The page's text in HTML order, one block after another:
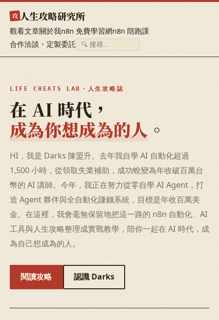
攻 人生攻略研究所
觀看文章關於我n8n 免費學習網n8n 陪跑課
合作洽談・定製委託
LIFE CHEATS LAB・人生攻略誌
在 AI 時代，
成為你想成為的人 。
HI，我是 Darks 陳盟升。去年我自學 AI 自動化超過
1,500 小時，從領取失業補助，成功蛻變為年收破百萬台
幣的 AI 講師。今年，我正在努力從零自學 AI Agent，打
造 Agent 夥伴與全自動化賺錢系統，目標是年收百萬美
金。在這裡，我會毫無保留地把這一路的 n8n 自動化、AI
工具與人生攻略整理成實戰教學，陪你一起在 AI 時代，成
為自己想成為的人。
閱讀攻略 認識 Darks